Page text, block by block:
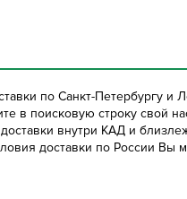
по Санкт-Петербургу и
в поисковую строку свой
внутри КАД и
доставки по России Вы